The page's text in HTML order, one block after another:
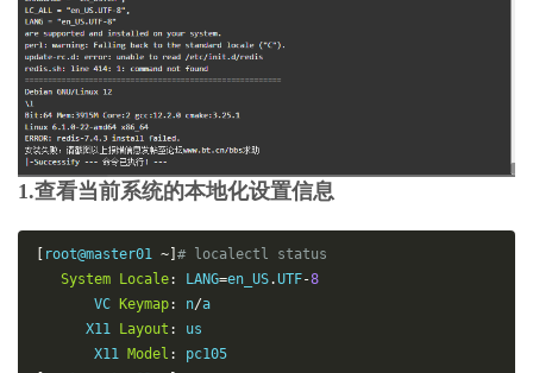
1.查看当前系统的本地化设置信息
[ root@master01 ~] # localectl status
System Locale: LANG=en_US.UTF-8
       VC
Keymap: n/a
      X11
Layout :
us
       X11
Model :